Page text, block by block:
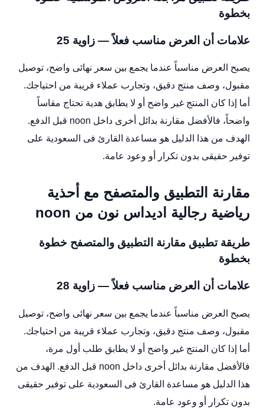
بخطوة
علامات أن العرض مناسب فعلاً — زاوية 25
يصبح العرض مناسباً عندما يجمع بين سعر نهائى واضح، توصيل
مقبول، وصف منتج دقيق، وتجارب عملاء قريبة من احتياجك.
أما إذا كان المنتج غير واضح أو لا يطابق هدية تحتاج مقاساً
واضحاً، فالأفضل مقارنة بدائل أخرى داخل noon قبل الدفع.
الهدف من هذا الدليل هو مساعدة القارئ فى السعودية على
توفير حقيقى بدون تكرار أو وعود عامة.
مقارنة التطبيق والمتصفح مع أحذية
رياضية رجالية اديداس نون من noon
طريقة تطبيق مقارنة التطبيق والمتصفح خطوة
بخطوة
علامات أن العرض مناسب فعلاً — زاوية 28
يصبح العرض مناسباً عندما يجمع بين سعر نهائى واضح، توصيل
مقبول، وصف منتج دقيق، وتجارب عملاء قريبة من احتياجك.
أما إذا كان المنتج غير واضح أو لا يطابق طلب أول مرة،
فالأفضل مقارنة بدائل أخرى داخل noon قبل الدفع. الهدف من
هذا الدليل هو مساعدة القارئ فى السعودية على توفير حقيقى
بدون تكرار أو وعود عامة.